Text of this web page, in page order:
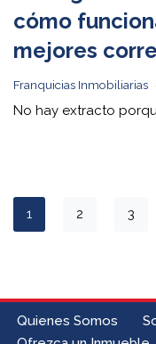
cómo
mejores
Franquicias Inmobiliarias
No hay extracto
1 2 3
Quienes Somos